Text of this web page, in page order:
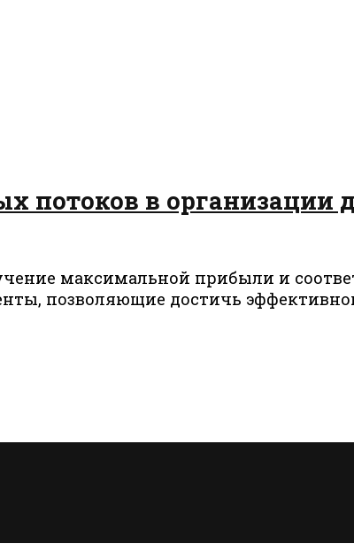
потоков в организации
максимальной прибыли и
позволяющие достичь